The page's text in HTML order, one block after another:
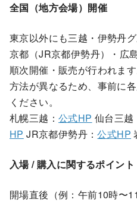
全国（地方会場）開催
東京以外にも三越・伊勢丹
京都（JR京都伊勢丹）・広
順次開催・販売が行われま
方法が異なるため、事前に
ください。
札幌三越： 公式HP 仙台三越
HP JR京都伊勢丹：公式HP
入場 / 購入に関するポイント
開場直後（例：午前10時〜